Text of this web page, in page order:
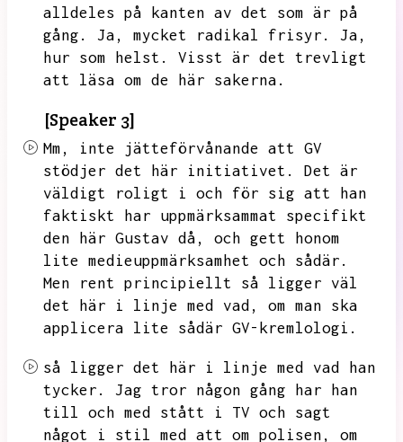
alldeles på kanten av det som är på
gång.
Ja, mycket radikal frisyr.
Ja,
hur som helst.
Visst är det trevligt
att läsa om de här sakerna.
[Speaker 3]
Mm,
inte jätteförvånande att GV
stödjer det här initiativet.
Det är
väldigt roligt i och för sig att han
faktiskt har uppmärksammat specifikt
den här Gustav då,
och gett honom
lite medieuppmärksamhet och sådär.
Men rent principiellt så ligger väl
det här i linje med vad,
om man ska
applicera lite sådär GV-kremlologi.
så ligger det här i linje med vad han
tycker.
Jag tror någon gång har han
till och med stått i TV och sagt
något i stil med att om polisen,
om